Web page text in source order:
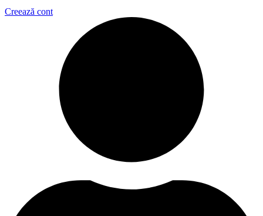
Creează cont